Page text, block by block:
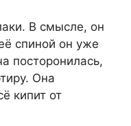
В смысле, он
спиной он уже
посторонилась,
Она
кипит от